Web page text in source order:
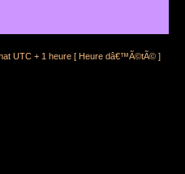
UTC + 1 heure [ Heure dâ€™Ã©tÃ© ]